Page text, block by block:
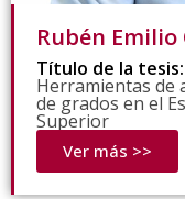
Rubén
Título de la tesis:
Herramientas de
de grados en el
Superior
Ver más >>